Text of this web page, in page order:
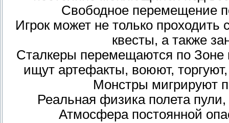
Свободное перемещение
Игрок может не только
квесты, а также
Сталкеры перемещаются по Зоне
ищут артефакты, воюют, торгуют,
Монстры мигрируют
Реальная физика полета
Атмосфера постоянной